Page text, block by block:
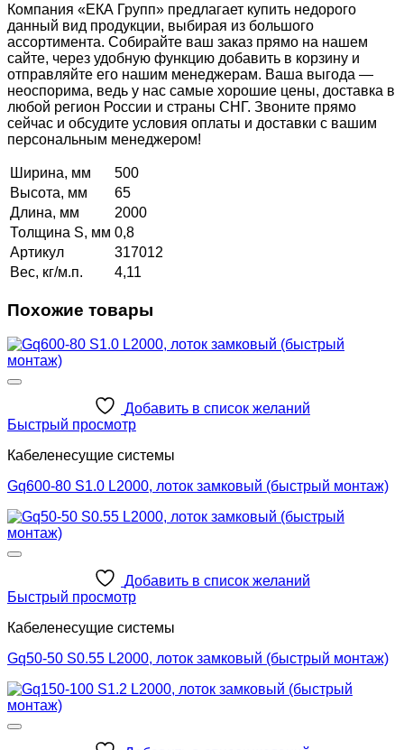
Компания «ЕКА Групп» предлагает купить недорого
данный вид продукции, выбирая из большого
ассортимента. Собирайте ваш заказ прямо на нашем
сайте, через удобную функцию добавить в корзину и
отправляйте его нашим менеджерам. Ваша выгода —
неоспорима, ведь у нас самые хорошие цены, доставка в
любой регион России и страны СНГ. Звоните прямо
сейчас и обсудите условия оплаты и доставки с вашим
персональным менеджером!
Ширина, мм
500
Высота, мм
65
Длина, мм
2000
Толщина S, мм 0,8
Артикул
317012
Вес, кг/м.п.
4,11
Похожие товары
Добавить в список желаний
Быстрый просмотр
Кабеленесущие системы
Gq600-80 S1.0 L2000, лоток замковый (быстрый монтаж)
Добавить в список желаний
Быстрый просмотр
Кабеленесущие системы
Gq50-50 S0.55 L2000, лоток замковый (быстрый монтаж)